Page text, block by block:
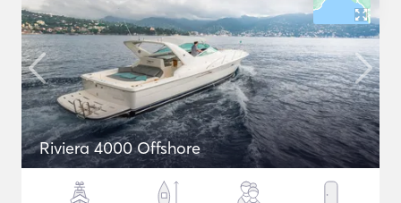
Riviera 4000 Offshore